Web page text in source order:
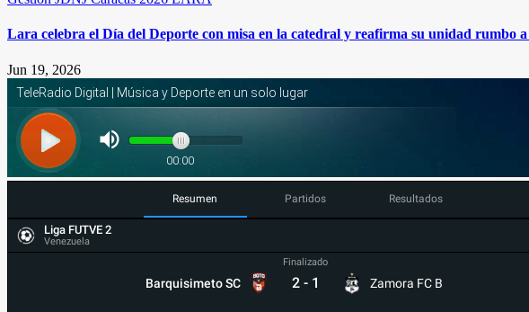
Lara celebra el Día del Deporte con misa en la catedral y reafirma su unidad rumbo a
Jun 19, 2026
Resumen Partidos Resultados
Liga FUTVE 2
Venezuela
Barquisimeto SC
Finalizado
2 - 1 Zamora FC B